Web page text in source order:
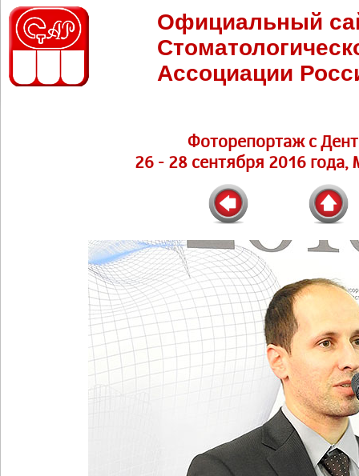
Официальный
Ассоциации
Фоторепортаж с
26 - 28 сентября 2016 года,